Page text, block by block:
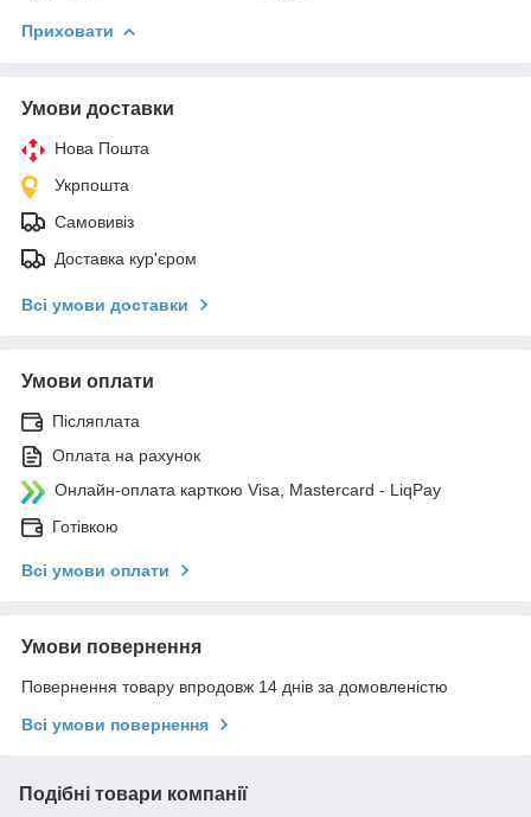
Приховати
Умови доставки
Нова Пошта
Укрпошта
Самовивіз
Доставка кур'єром
Всі умови доставки
Умови оплати
Післяплата
Оплата на рахунок
Онлайн-оплата карткою Visa, Mastercard - LiqPay
Готівкою
Всі умови оплати
Умови повернення
Повернення товару впродовж 14 днів за домовленістю
Всі умови повернення
Подібні товари компанії